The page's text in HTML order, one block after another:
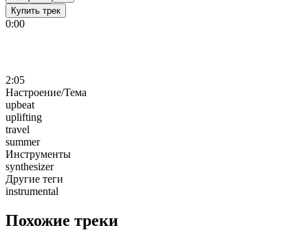
Купить трек
0:00
2:05
Настроение/Тема
upbeat
uplifting
travel
summer
Инструменты
synthesizer
Другие теги
instrumental
Похожие треки